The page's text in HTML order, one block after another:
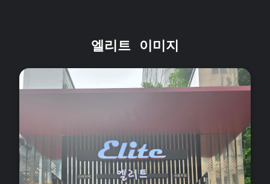
엘리트 이미지